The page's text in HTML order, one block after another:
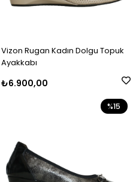
Vizon Rugan Kadın Dolgu Topuk
Ayakkabı
₺6.900,00
%15